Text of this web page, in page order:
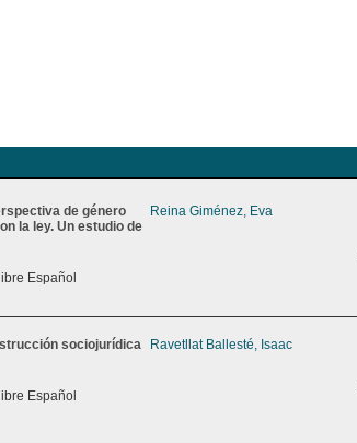
de género
la ley. Un estudio de
Español
Reina Giménez, Eva
sociojurídica
Español
Ravetllat Ballesté, Isaac